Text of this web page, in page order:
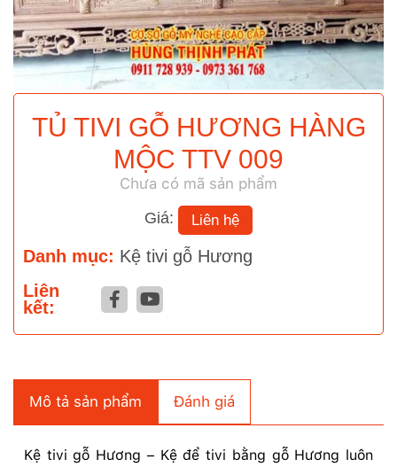
TỦ TIVI GỖ HƯƠNG HÀNG
MỘC TTV 009
Chưa có mã sản phẩm
Giá:
Liên hệ
Danh mục: Kệ tivi gỗ Hương
Liên
kết:
Mô tả sản phẩm Đánh giá
Kệ tivi gỗ Hương – Kệ để tivi bằng gỗ Hương luôn